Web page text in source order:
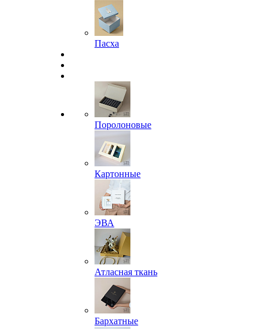
Пасха
Поролоновые
Картонные
ЭВА
Атласная ткань
Бархатные